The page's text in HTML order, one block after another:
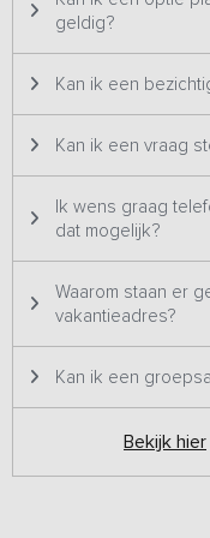
geldig?
Kan ik een
Kan ik een vraag
Ik wens graag
dat mogelijk?
Waarom staan er
vakantieadres?
Kan ik een
Bekijk hier